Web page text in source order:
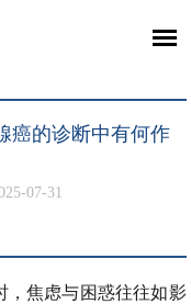
癌的诊断中有何作
07-31
，焦虑与困惑往往如影